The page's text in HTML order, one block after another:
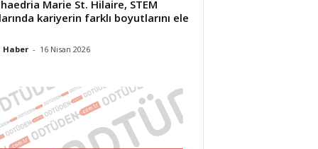
Marie St. Hilaire, STEM
kariyerin farklı boyutlarını ele
Haber - 16 Nisan 2026